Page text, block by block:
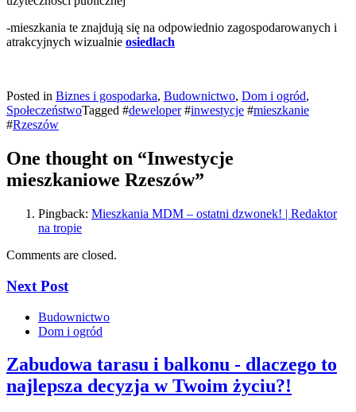
-mieszkania te znajdują się na odpowiednio zagospodarowanych i
atrakcyjnych wizualnie osiedlach
Posted in Biznes i gospodarka, Budownictwo, Dom i ogród,
SpołeczeństwoTagged #deweloper#inwestycje #mieszkanie
#Rzeszów
One thought on “Inwestycje
mieszkaniowe Rzeszów”
Pingback: Mieszkania MDM – ostatni dzwonek! | Redaktor
na tropie
Comments are closed.
Next Post
Budownictwo
Dom i ogród
Zabudowa tarasu i balkonu - dlaczego to
najlepsza decyzja w Twoim życiu?!